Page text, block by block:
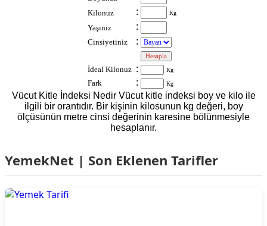
Kilonuz : Kg
Yaşınız :
Cinsiyetiniz
:
İdeal Kilonuz : Kg
Fark : Kg
Vücut Kitle İndeksi Nedir Vücut kitle indeksi boy ve kilo ile
ilgili bir orantıdır. Bir kişinin kilosunun kg değeri, boy
ölçüsünün metre cinsi değerinin karesine bölünmesiyle
hesaplanır.
YemekNet | Son Eklenen Tarifler